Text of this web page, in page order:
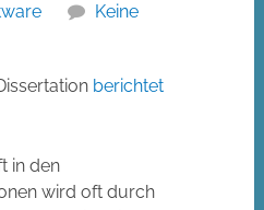
Keine
berichtet
in den
wird oft durch